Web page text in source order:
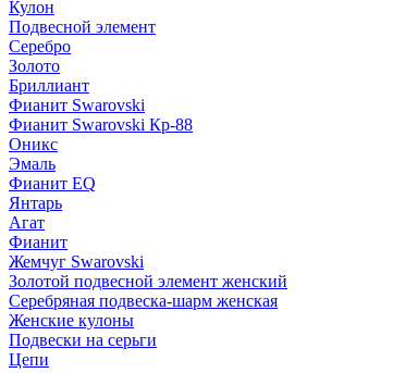
Кулон
Подвесной элемент
Серебро
Золото
Бриллиант
Фианит Swarovski
Фианит Swarovski Кр-88
Оникс
Эмаль
Фианит EQ
Янтарь
Агат
Фианит
Жемчуг Swarovski
Золотой подвесной элемент женcкий
Серебряная подвеска-шарм женская
Женские кулоны
Подвески на серьги
Цепи